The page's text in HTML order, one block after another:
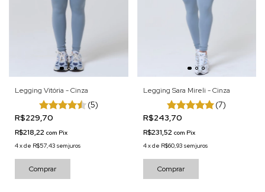
Legging Vitória - Cinza
(5)
R$229,70
R$218,22 com Pix
4xde R$57,43 sem juros
Comprar
Legging Sara Mireli - Cinza
(7)
R$243,70
R$231,52 com Pix
4xde R$60,93 sem juros
Comprar